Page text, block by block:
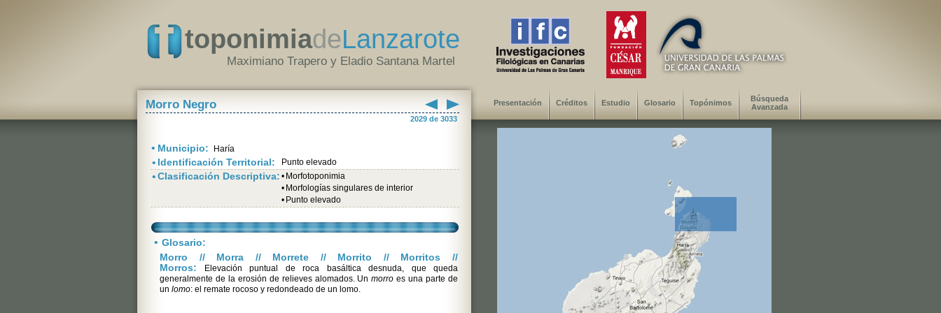
toponimiadeLanzarote
Maximiano Trapero y Eladio Santana Martel
Morro Negro
2029 de 3033
• Municipio: Haría
• Identificación Territorial: Punto elevado
•Clasificación Descriptiva: • Morfotoponimia
• Morfologías singulares de interior
• Punto elevado
• Glosario:
Morro // Morra // Morrete // Morrito // Morritos //
Morros: Elevación puntual de roca basáltica desnuda, que queda
generalmente de la erosión de relieves alomados. Unmorro es una parte de
un lomo: el remate rocoso y redondeado de un lomo.
Presentación Créditos Estudio Glosario Topónimos
Búsqueda
Avanzada